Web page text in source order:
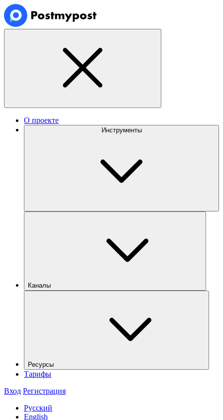
О проекте
Инструменты
Каналы
Ресурсы
Тарифы
Вход Регистрация
Русский
English